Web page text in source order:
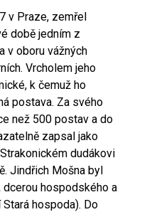
v Praze, zemřel
době jedním z
v oboru vážných
Vrcholem jeho
k čemuž ho
postava. Za svého
než 500 postav a do
zapsal jako
dudákovi
Jindřich Mošna byl
hospodského a
hospoda). Do